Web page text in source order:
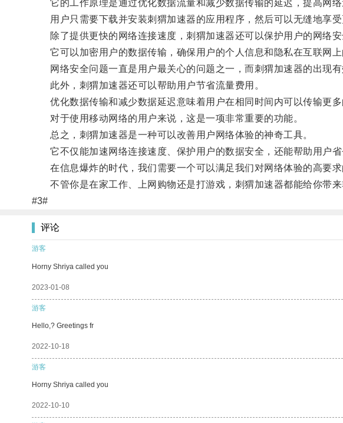
它的工作原理是通过优化数据流量和减少数据传输的延迟，提高网络
用户只需要下载并安装刺猬加速器的应用程序，然后可以无缝地享受
除了提供更快的网络连接速度，刺猬加速器还可以保护用户的网络安
它可以加密用户的数据传输，确保用户的个人信息和隐私在互联网上
网络安全问题一直是用户最关心的问题之一，而刺猬加速器的出现有
此外，刺猬加速器还可以帮助用户节省流量费用。
优化数据传输和减少数据延迟意味着用户在相同时间内可以传输更多
对于使用移动网络的用户来说，这是一项非常重要的功能。
总之，刺猬加速器是一种可以改善用户网络体验的神奇工具。
它不仅能加速网络连接速度、保护用户的数据安全，还能帮助用户省
在信息爆炸的时代，我们需要一个可以满足我们对网络体验的高要求
不管你是在家工作、上网购物还是打游戏，刺猬加速器都能给你带来
#3#
评论
游客
Horny Shriya called you
2023-01-08
游客
Hello,? Greetings fr
2022-10-18
游客
Horny Shriya called you
2022-10-10